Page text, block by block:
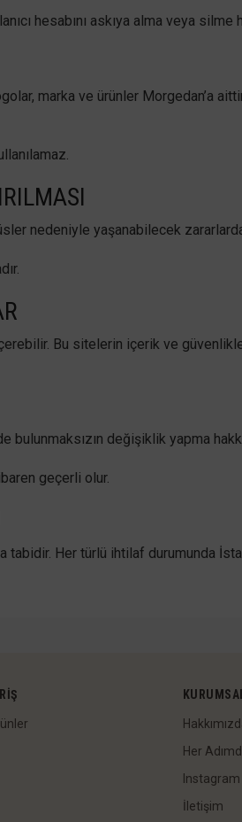
hesabını askıya alma veya silme
marka ve ürünler Morgedan’a
nedeniyle yaşanabilecek
Bu sitelerin içerik ve
değişiklik yapma
geçerli olur.
tabidir. Her türlü ihtilaf durumunda
Her
Instagram
İletişim